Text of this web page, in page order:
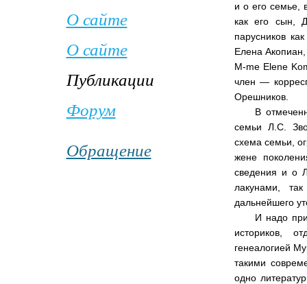
О сайте
О сайте
Публикации
Форум
Обращение
и о его семье,
как его сын,
парусников
Елена
M-me Elene
член —
Орешников.
В
семьи Л.С.
схема семьи,
жене
сведения и о
лакунами,
дальнейшего
И надо
историков,
генеалогией
такими
одно